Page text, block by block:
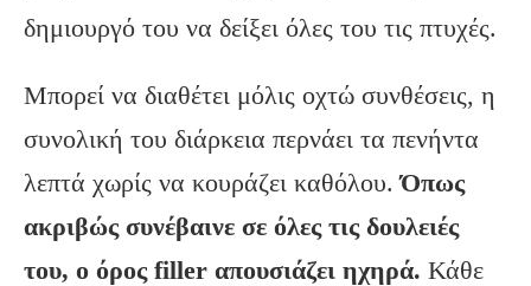
δημιουργό του να δείξει όλες του τις πτυχές.
Μπορεί να διαθέτει μόλις οχτώ συνθέσεις, η
συνολική του διάρκεια περνάει τα πενήντα
λεπτά χωρίς να κουράζει καθόλου.Όπως
ακριβώς συνέβαινε σε όλες τις δουλειές
του, ο όρος filler απουσιάζει ηχηρά. Κάθε